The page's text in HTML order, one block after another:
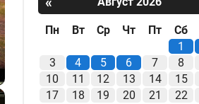
Пн Вт Ср Чт Пт
Сб
1
3
4 5 6 7
8
10
11 12 13 14
15
17
18 19 20 21
22